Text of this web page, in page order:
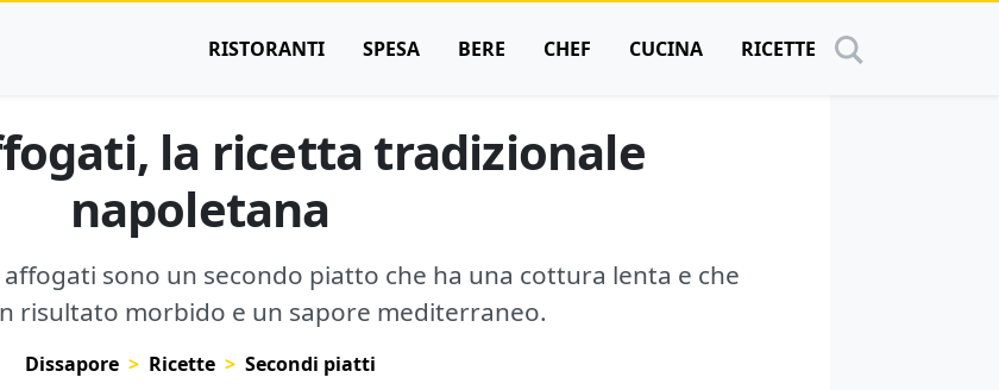
RISTORANTI SPESA BERE CHEF CUCINA RICETTE
la ricetta tradizionale
napoletana
sono un secondo piatto che ha una cottura lenta e che
risultato morbido e un sapore mediterraneo.
Dissapore Ricette Secondi piatti